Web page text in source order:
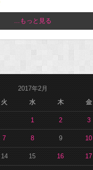
...もっと見る
2017年2月
火 水 木 金
1 2 3
7 8 9 10
14 15 16 17